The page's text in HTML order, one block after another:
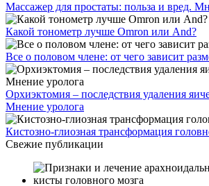
Массажер для простаты: польза и вред.
Какой тонометр лучше Omron или And?
Все о половом члене: от чего зависит
Орхиэктомия – последствия удаления
Мнение уролога
Кистозно-глиозная трансформация
Свежие публикации